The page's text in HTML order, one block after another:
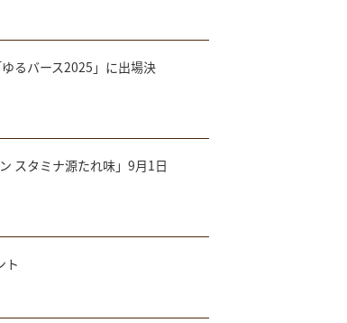
るバース2025」に出場決
スタミナ源たれ味」9月1日
ト